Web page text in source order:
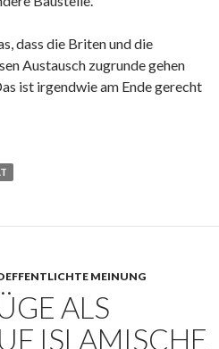
dass die Briten und die
Austausch zugrunde gehen
ist irgendwie am Ende gerecht
MEINUNG
ALS
ISLAMISCHE